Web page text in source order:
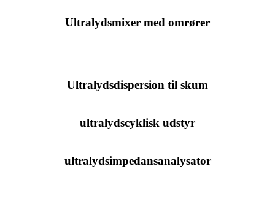
Ultralydsmixer med omrører
Ultralydsdispersion til skum
ultralydscyklisk udstyr
ultralydsimpedansanalysator